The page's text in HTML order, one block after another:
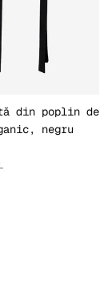
din poplin de
negru